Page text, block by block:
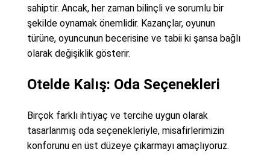
sahiptir. Ancak, her zaman bilinçli ve sorumlu bir
şekilde oynamak önemlidir. Kazançlar, oyunun
türüne, oyuncunun becerisine ve tabii ki şansa bağlı
olarak değişiklik gösterir.
Otelde Kalış: Oda Seçenekleri
Birçok farklı ihtiyaç ve tercihe uygun olarak
tasarlanmış oda seçenekleriyle, misafirlerimizin
konforunu en üst düzeye çıkarmayı amaçlıyoruz.